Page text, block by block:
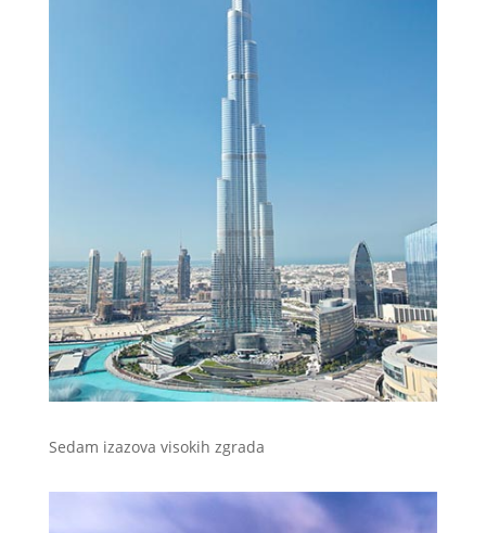
Sedam izazova visokih zgrada